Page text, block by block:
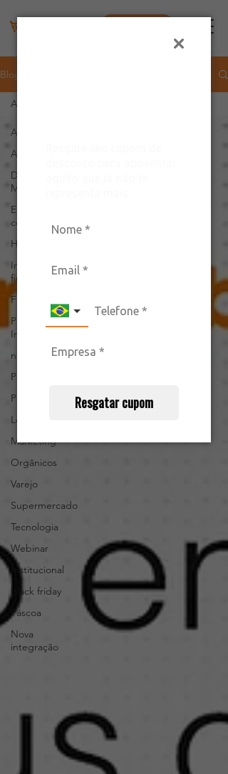
Resgatar cupom
Blog
All Posts
Aplicativo
Dados do
Mercado
E-
commerce
Hortifruti
Indicadores
financeiros
Feira
Pesquisa
Interna
notícias
Podcast
Parcerias
Legislação
Marketing
Orgânicos
Varejo
Supermercado
Tecnologia
Webinar
Institucional
black friday
Páscoa
Nova
integração
All Posts